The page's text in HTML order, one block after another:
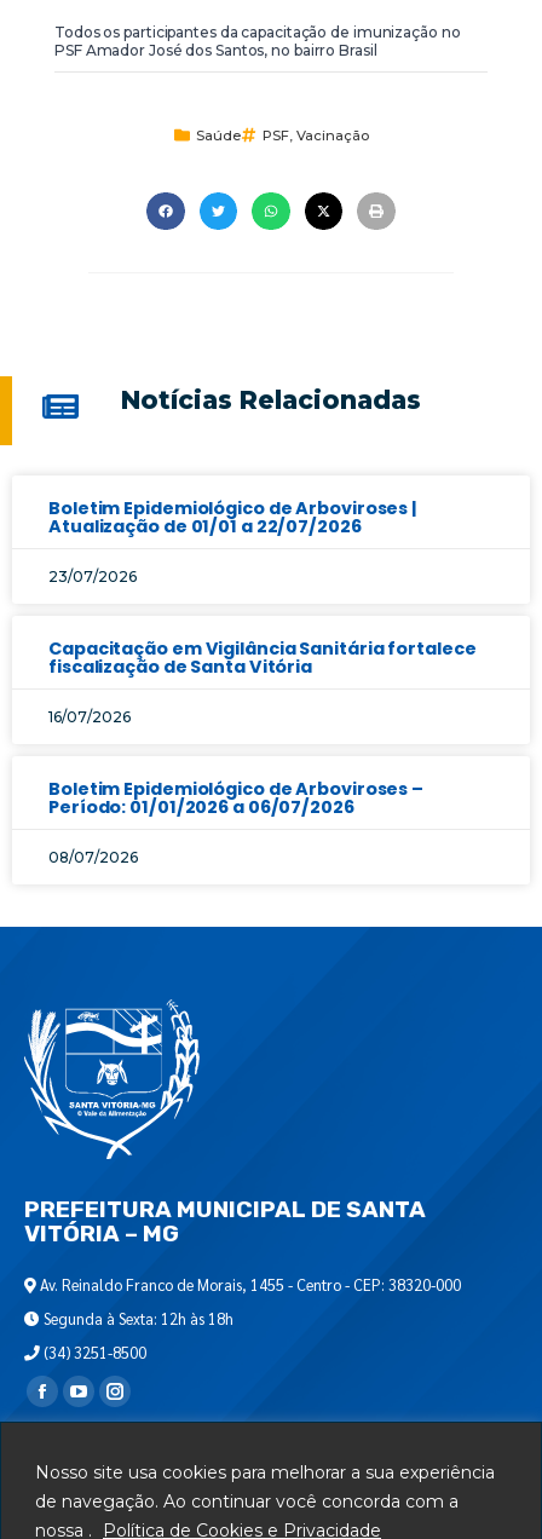
Nosso site usa cookies para melhorar a sua experiência
de navegação. Ao continuar você concorda com a
nossa .
Política de Cookies e Privacidade
Todos os participantes da capacitação de imunização no
PSF Amador José dos Santos, no bairro Brasil
Saúde PSF, Vacinação
Notícias Relacionadas
Boletim Epidemiológico de Arboviroses |
Atualização de 01/01 a 22/07/2026
23/07/2026
Capacitação em Vigilância Sanitária fortalece
fiscalização de Santa Vitória
16/07/2026
Boletim Epidemiológico de Arboviroses –
Período: 01/01/2026 a 06/07/2026
08/07/2026
PREFEITURA MUNICIPAL DE SANTA
VITÓRIA – MG
Av. Reinaldo Franco de Morais, 1455 - Centro - CEP: 38320-000
Segunda à Sexta: 12h às 18h
(34) 3251-8500
Encontre-nos em:
Departamento de T.I.